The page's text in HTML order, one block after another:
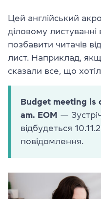
Цей англійський
діловому
позбавити читачів
лист. Наприклад,
сказали все, що
Budget meeting is
am. EOM —
відбудеться
повідомлення.